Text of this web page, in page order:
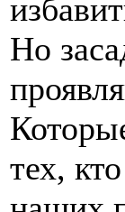
Но
тех,